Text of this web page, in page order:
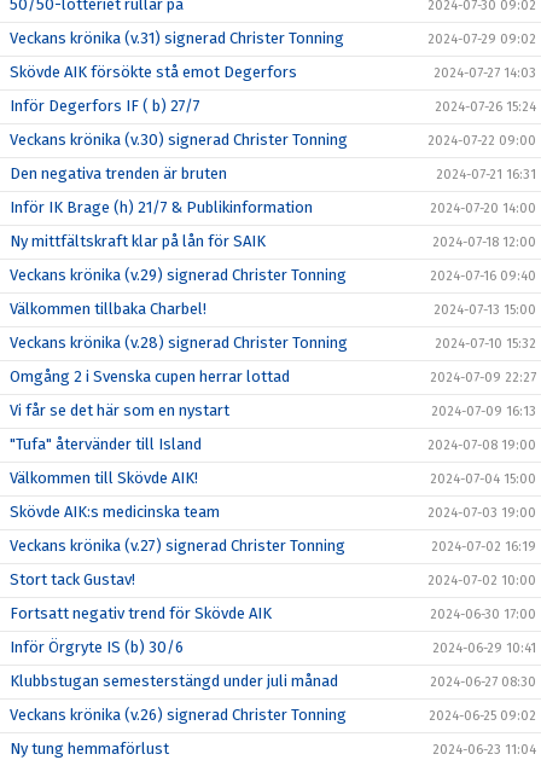
50/50-lotteriet rullar på 2024-07-30 09:02
Veckans krönika (v.31) signerad Christer Tonning 2024-07-29 09:02
Skövde AIK försökte stå emot Degerfors 2024-07-27 14:03
Inför Degerfors IF ( b) 27/7 2024-07-26 15:24
Veckans krönika (v.30) signerad Christer Tonning 2024-07-22 09:00
Den negativa trenden är bruten 2024-07-21 16:31
Inför IK Brage (h) 21/7 & Publikinformation 2024-07-20 14:00
Ny mittfältskraft klar på lån för SAIK 2024-07-18 12:00
Veckans krönika (v.29) signerad Christer Tonning 2024-07-16 09:40
Välkommen tillbaka Charbel! 2024-07-13 15:00
Veckans krönika (v.28) signerad Christer Tonning 2024-07-10 15:32
Omgång 2 i Svenska cupen herrar lottad 2024-07-09 22:27
Vi får se det här som en nystart 2024-07-09 16:13
"Tufa" återvänder till Island 2024-07-08 19:00
Välkommen till Skövde AIK! 2024-07-04 15:00
Skövde AIK:s medicinska team 2024-07-03 19:00
Veckans krönika (v.27) signerad Christer Tonning 2024-07-02 16:19
Stort tack Gustav! 2024-07-02 10:00
Fortsatt negativ trend för Skövde AIK 2024-06-30 17:00
Inför Örgryte IS (b) 30/6 2024-06-29 10:41
Klubbstugan semesterstängd under juli månad 2024-06-27 08:30
Veckans krönika (v.26) signerad Christer Tonning 2024-06-25 09:02
Ny tung hemmaförlust 2024-06-23 11:04